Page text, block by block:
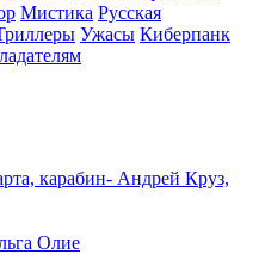
Мистика Русская
Ужасы Киберпанк
карабин- Андрей Круз,
Олие